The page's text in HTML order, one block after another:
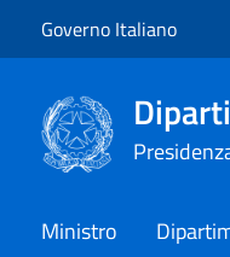
Governo Italiano
Ministro